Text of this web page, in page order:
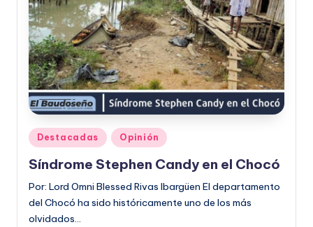
Publicado
en
Destacadas Opinión
Síndrome Stephen Candy en el Chocó
Por: Lord Omni Blessed Rivas Ibargüen El departamento
del Chocó ha sido históricamente uno de los más
olvidados…